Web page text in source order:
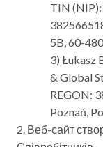
TIN (NIP):
5B, 60-
3) Łukasz
& Global
REGON:
Poznań,
2. Веб-сайт